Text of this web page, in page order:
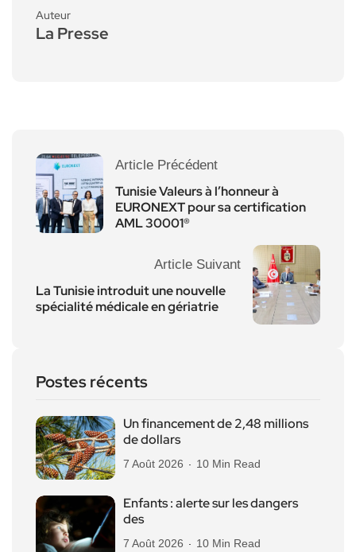
Auteur
La Presse
Article Précédent
Tunisie Valeurs à l’honneur à
EURONEXT pour sa certification
AML 30001®
Article Suivant
La Tunisie introduit une nouvelle
spécialité médicale en gériatrie
Postes récents
Un financement de 2,48 millions
de dollars
7 Août 2026 10 Min Read
Enfants : alerte sur les dangers
des
7 Août 2026 10 Min Read